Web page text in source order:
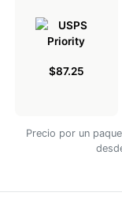
$87.25
Precio por un